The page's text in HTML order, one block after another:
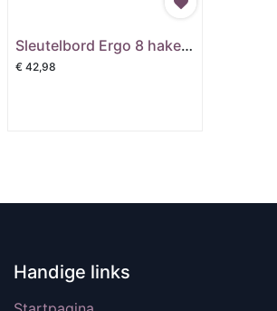
Sleutelbord Ergo 8 haken mat
€ 42,98
Handige links